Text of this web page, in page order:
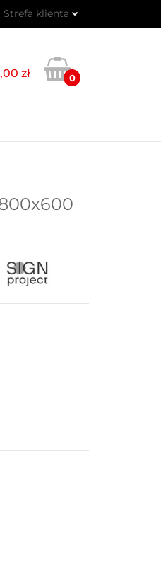
Strefa klienta
Zarejestruj się
Dodaj zgłoszenie
zł 0